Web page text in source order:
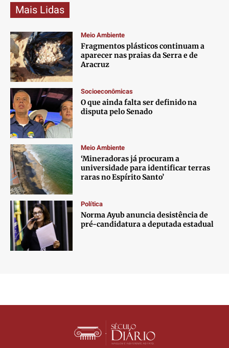
Mais Lidas
Meio Ambiente
Fragmentos plásticos continuam a
aparecer nas praias da Serra e de
Aracruz
Socioeconômicas
O que ainda falta ser definido na
disputa pelo Senado
Meio Ambiente
‘Mineradoras já procuram a
universidade para identificar terras
raras no Espírito Santo’
Política
Norma Ayub anuncia desistência de
pré-candidatura a deputada estadual